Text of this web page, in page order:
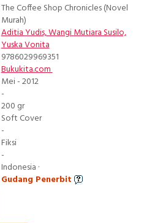
The Coffee Shop Chronicles (Novel
Murah)
Aditia Yudis, Wangi Mutiara Susilo,
Yuska Vonita
9786029969351
Bukukita.com
Mei - 2012
-
200 gr
Soft Cover
-
Fiksi
-
Indonesia ·
Gudang Penerbit